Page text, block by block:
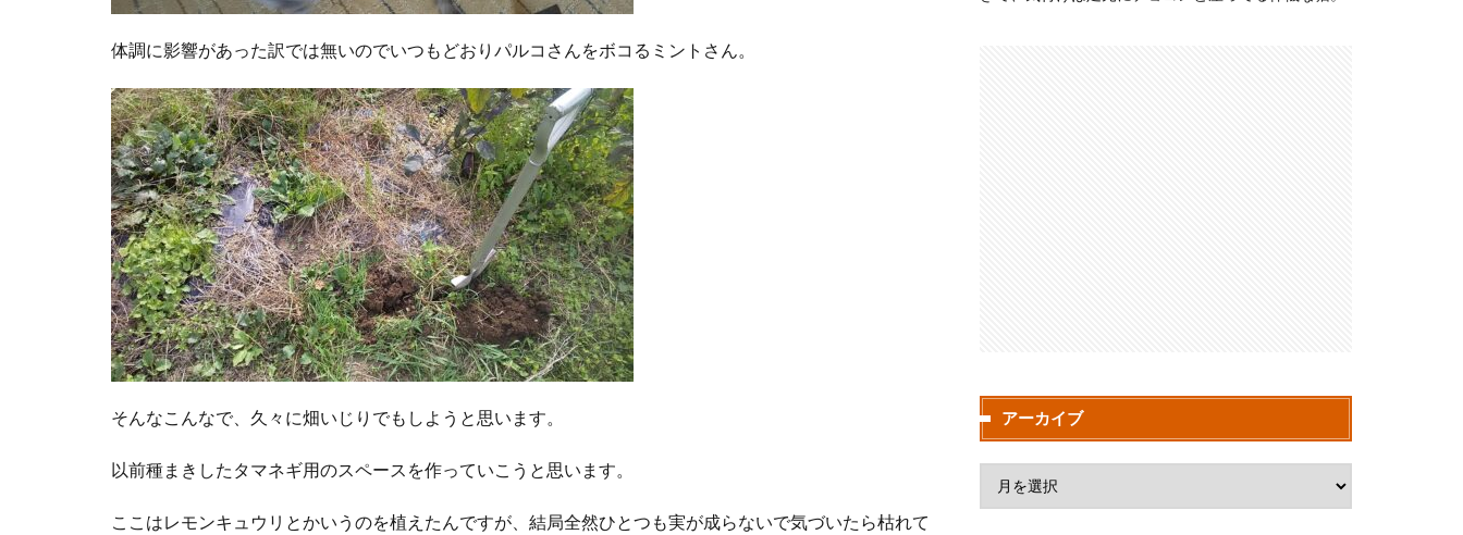
体調に影響があった訳では無いのでいつもどおりパルコさんをボコるミントさん。
そんなこんなで、久々に畑いじりでもしようと思います。
以前種まきしたタマネギ用のスペースを作っていこうと思います。
ここはレモンキュウリとかいうのを植えたんですが、結局全然ひとつも実が成らないで気づいたら枯れて
アーカイブ